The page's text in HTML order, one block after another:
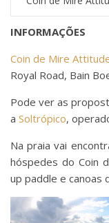
INFORMAÇÕES
Coin de Mire
Royal Road, Bain
Pode ver as
a Soltrópico,
Na praia vai
hóspedes do Coin
up paddle e canoas